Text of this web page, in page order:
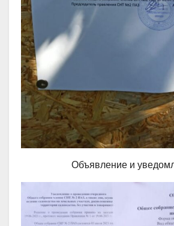
Объявление и